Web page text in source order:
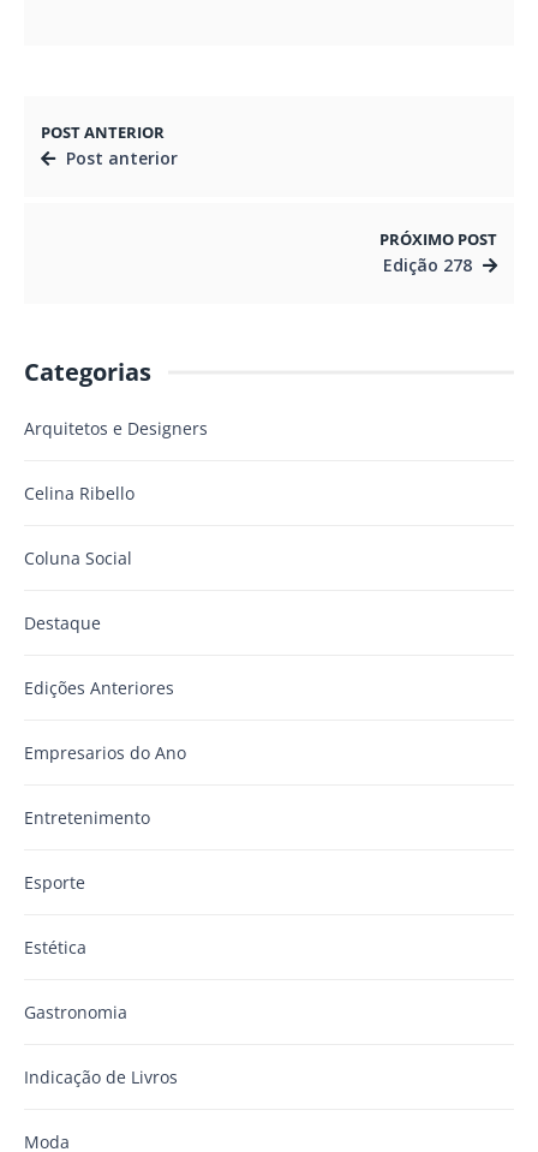
POST ANTERIOR
Post anterior
PRÓXIMO POST
Edição 278
Categorias
Arquitetos e Designers
Celina Ribello
Coluna Social
Destaque
Edições Anteriores
Empresarios do Ano
Entretenimento
Esporte
Estética
Gastronomia
Indicação de Livros
Moda